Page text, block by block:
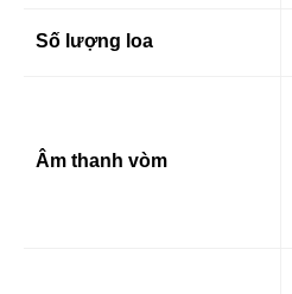
Số lượng loa
Âm thanh vòm